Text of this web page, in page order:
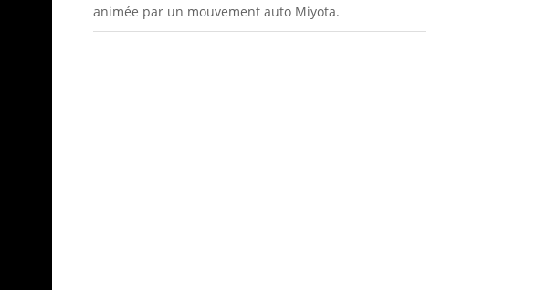
animée par un mouvement auto Miyota.